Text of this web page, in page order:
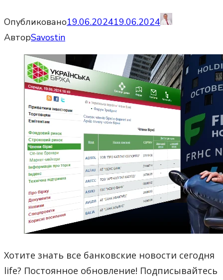
Опубликовано19.06.202419.06.2024
АвторSavostin
Хотите знать все банковские новости сегодня
life? Постоянное обновление! Подписывайтесь